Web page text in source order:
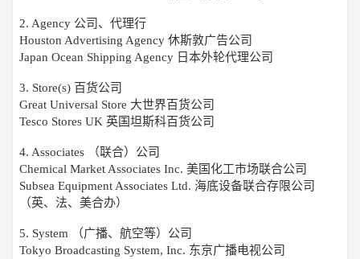
2. Agency 公司、代理行
Houston Advertising Agency 休斯敦广告公司
Japan Ocean Shipping Agency 日本外轮代理公司
3. Store(s) 百货公司
Great Universal Store 大世界百货公司
Tesco Stores UK 英国坦斯科百货公司
4. Associates （联合）公司
Chemical Market Associates Inc. 美国化工市场联合公司
Subsea Equipment Associates Ltd. 海底设备联合存限公司
（英、法、美合办）
5. System （广播、航空等）公司
Tokyo Broadcasting System, Inc. 东京广播电视公司